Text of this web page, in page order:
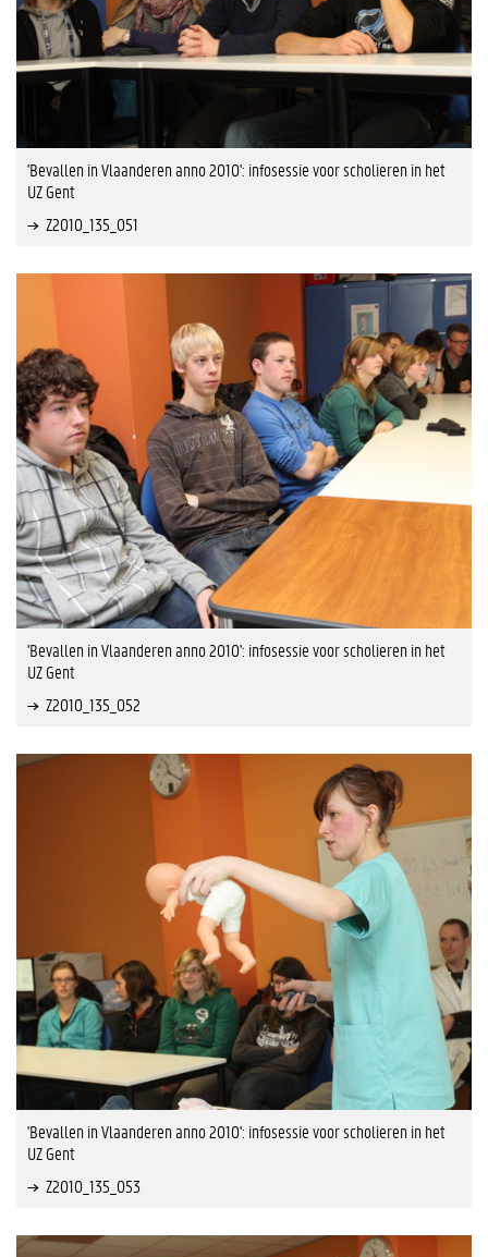
'Bevallen in Vlaanderen anno 2010': infosessie voor scholieren in het
UZ Gent
Z2010_135_051
'Bevallen in Vlaanderen anno 2010': infosessie voor scholieren in het
UZ Gent
Z2010_135_052
'Bevallen in Vlaanderen anno 2010': infosessie voor scholieren in het
UZ Gent
Z2010_135_053